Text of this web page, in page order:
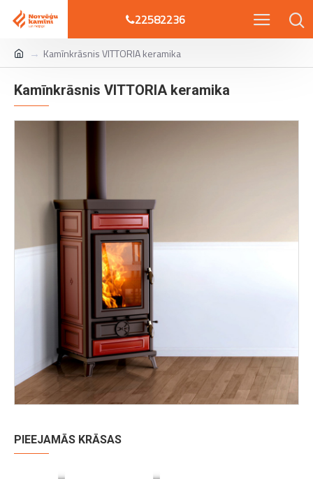
22582236
Kamīnkrāsnis VITTORIA keramika
Kamīnkrāsnis VITTORIA keramika
PIEEJAMĀS KRĀSAS